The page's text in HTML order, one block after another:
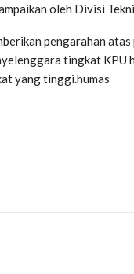
oleh Divisi
pengarahan
tingkat KPU
yang tinggi.humas